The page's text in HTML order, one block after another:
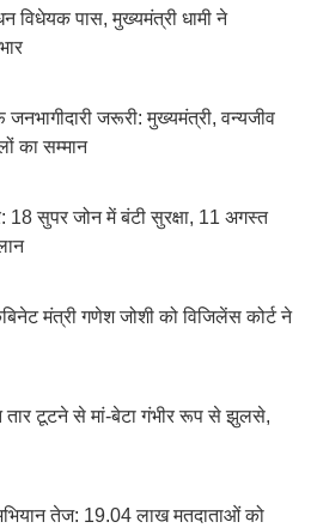
विधेयक पास, मुख्यमंत्री धामी ने
जरूरी: मुख्यमंत्री, वन्यजीव
का सम्मान
18 सुपर जोन में बंटी सुरक्षा, 11 अगस्त
मंत्री गणेश जोशी को विजिलेंस कोर्ट ने
तार टूटने से मां-बेटा गंभीर रूप से झुलसे,
तेज: 19.04 लाख मतदाताओं को